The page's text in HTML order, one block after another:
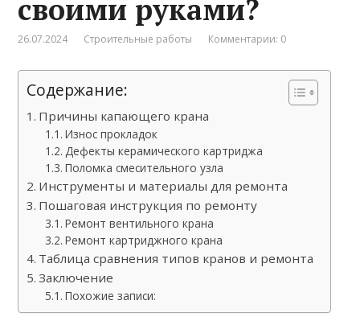
своими руками?
26.07.2024 Строительные работы Комментарии: 0
Содержание:
Причины капающего крана
Износ прокладок
Дефекты керамического картриджа
Поломка смесительного узла
Инструменты и материалы для ремонта
Пошаговая инструкция по ремонту
Ремонт вентильного крана
Ремонт картриджного крана
Таблица сравнения типов кранов и ремонта
Заключение
Похожие записи: